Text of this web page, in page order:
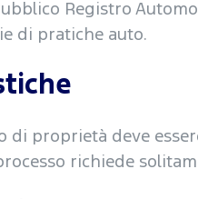
Registro
di pratiche auto.
di proprietà deve
richiede